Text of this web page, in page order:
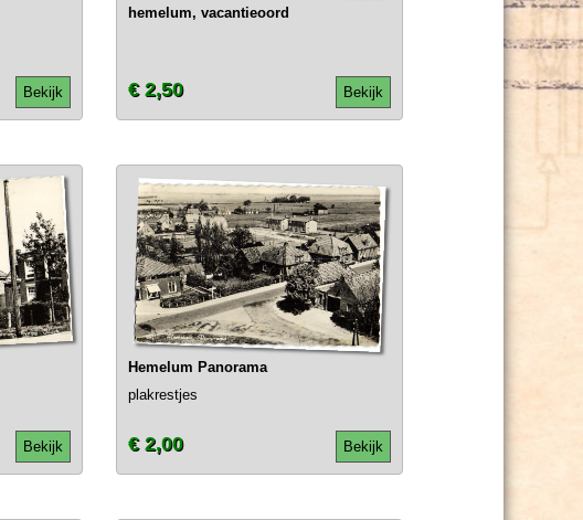
Bekijk
hemelum, vacantieoord
Bekijk
€ 2,50
Bekijk
Hemelum Panorama
plakrestjes
Bekijk
€ 2,00